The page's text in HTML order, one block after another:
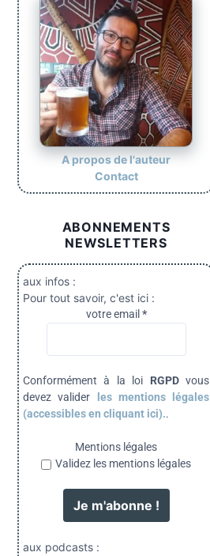
A propos de l'auteur
Contact
ABONNEMENTS
NEWSLETTERS
aux infos :
Pour tout savoir, c'est ici :
votre email *
Conformément à la loi RGPDvous
devez valider
les mentions légales
(accessibles en cliquant ici)..
Mentions légales
Validez les mentions légales
aux podcasts :